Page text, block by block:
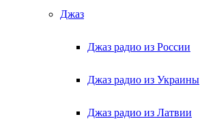
Джаз
Джаз радио из России
Джаз радио из Украины
Джаз радио из Латвии